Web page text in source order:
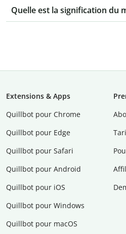
Quelle est la signification du
Extensions & Apps
Quillbot pour Chrome
Quillbot pour Edge
Quillbot pour Safari
Quillbot pour Android
Quillbot pour iOS
Quillbot pour Windows
Quillbot pour macOS